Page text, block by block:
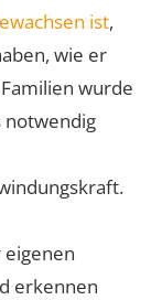
ist,
wie er
wurde
notwendig
eigenen
erkennen